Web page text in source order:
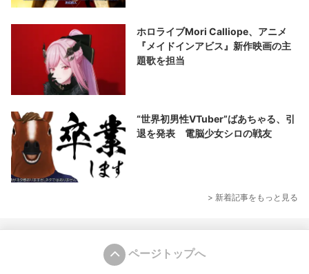
ホロライブMori Calliope、アニメ
『メイドインアビス』新作映画の主
題歌を担当
“世界初男性VTuber”ばあちゃる、引
退を発表 電脳少女シロの戦友
> 新着記事をもっと見る
ページトップへ